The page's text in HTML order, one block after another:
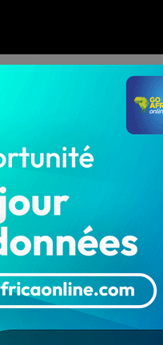
Atao Mohamed
sanitaire qui a duré plus
l’acteur politique a
de Cotonou.
le soutien de